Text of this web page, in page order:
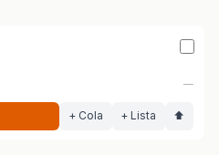
—
+ Cola + Lista ⬆